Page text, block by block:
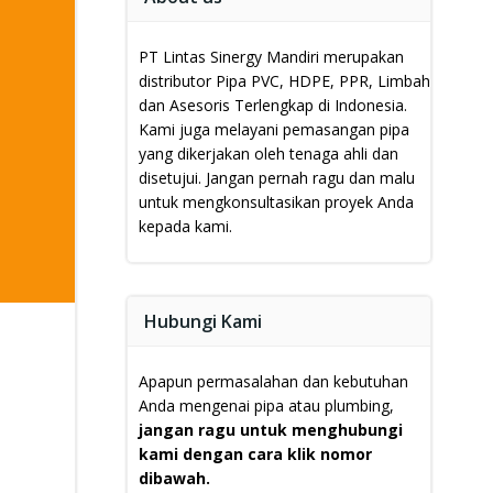
PT Lintas Sinergy Mandiri merupakan
distributor Pipa PVC, HDPE, PPR, Limbah
dan Asesoris Terlengkap di Indonesia.
Kami juga melayani pemasangan pipa
yang dikerjakan oleh tenaga ahli dan
disetujui. Jangan pernah ragu dan malu
untuk mengkonsultasikan proyek Anda
kepada kami.
Hubungi Kami
Apapun permasalahan dan kebutuhan
Anda mengenai pipa atau plumbing,
jangan ragu untuk menghubungi
kami dengan cara klik nomor
dibawah.